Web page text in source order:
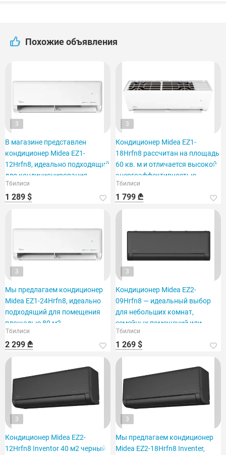
Похожие объявления
3
В магазине представлен
кондиционер Midea EZ1-
12Hrfn8, идеально подходящий
для кондиционирования
помещения площадью 40 м2.
Тбилиси
1 289 $
3
Кондиционер Midea EZ1-
18Hrfn8 рассчитан на площадь
60 кв. м и отличается высокой
энергоэффективностью.
Тбилиси
1 799 ₾
3
Мы предлагаем кондиционер
Midea EZ1-24Hrfn8, идеально
подходящий для помещения
площадью 80 м2.
Тбилиси
2 299 ₾
3
Кондиционер Midea EZ2-
09Hrfn8 — идеальный выбор
для небольших комнат,
семейных помещений или
офисов.
Тбилиси
1 269 $
3
Кондиционер Midea EZ2-
12Hrfn8 Inventor 40 м2 черный
3
Мы предлагаем кондиционер
Midea EZ2-18Hrfn8 Inventer,